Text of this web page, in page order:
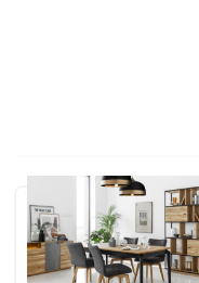
SZAFKI I KOMODY